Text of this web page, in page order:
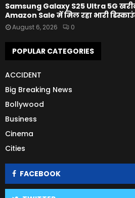
Samsung Galaxy S25 Ultra 5G
Amazon Sale में मिल रहा भारी
August 6, 2026 0
POPULAR CATEGORIES
ACCIDENT
Big Breaking News
Bollywood
Business
Cinema
Cities
FACEBOOK